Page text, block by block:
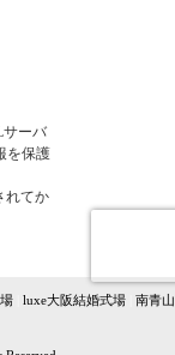
サーバ
を保護
れてか
| luxe大阪結婚式場| 南青山